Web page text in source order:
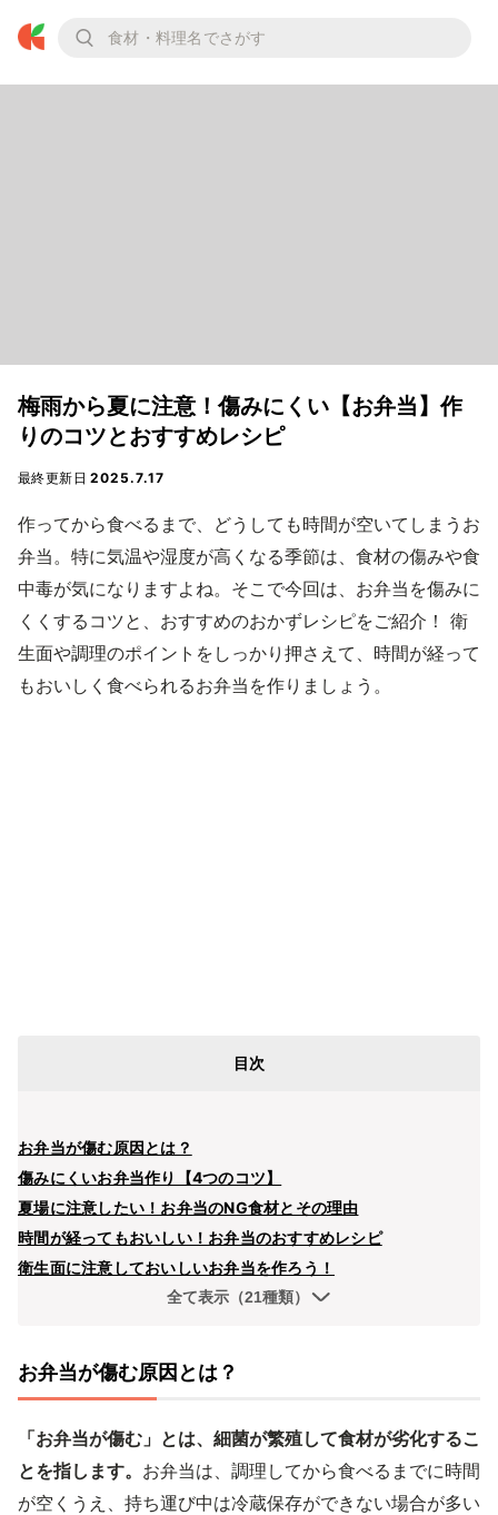
梅雨から夏に注意！傷みにくい【お弁当】作
りのコツとおすすめレシピ
最終更新日2025.7.17
作ってから食べるまで、どうしても時間が空いてしまうお
弁当。特に気温や湿度が高くなる季節は、食材の傷みや食
中毒が気になりますよね。そこで今回は、お弁当を傷みに
くくするコツと、おすすめのおかずレシピをご紹介！ 衛
生面や調理のポイントをしっかり押さえて、時間が経って
もおいしく食べられるお弁当を作りましょう。
目次
お弁当が傷む原因とは？
傷みにくいお弁当作り【4つのコツ】
夏場に注意したい！お弁当のNG食材とその理由
時間が経ってもおいしい！お弁当のおすすめレシピ
衛生面に注意しておいしいお弁当を作ろう！
全て表示（21種類）
お弁当が傷む原因とは？
「お弁当が傷む」とは、細菌が繁殖して食材が劣化するこ
とを指します。 お弁当は、調理してから食べるまでに時間
が空くうえ、持ち運び中は冷蔵保存ができない場合が多い